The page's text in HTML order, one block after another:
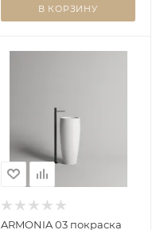
В КОРЗИНУ
ARMONIA 03 покраска